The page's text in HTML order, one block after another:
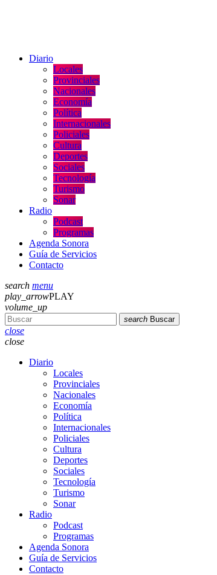
Diario
Locales
Provinciales
Nacionales
Economía
Política
Internacionales
Policiales
Cultura
Deportes
Sociales
Tecnología
Turismo
Sonar
Radio
Podcast
Programas
Agenda Sonora
Guía de Servicios
Contacto
search menu
play_arrowPLAY
volume_up
search Buscar
close
close
Diario
Locales
Provinciales
Nacionales
Economía
Política
Internacionales
Policiales
Cultura
Deportes
Sociales
Tecnología
Turismo
Sonar
Radio
Podcast
Programas
Agenda Sonora
Guía de Servicios
Contacto